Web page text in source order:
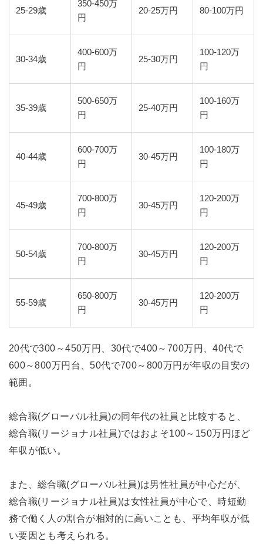
25-29歳
350-450万
円
20-25万円 80-100万円
30-34歳
400-600万
円
25-30万円
100-120万
円
35-39歳
500-650万
円
25-40万円
100-160万
円
40-44歳
600-700万
円
30-45万円
100-180万
円
45-49歳
700-800万
円
30-45万円
120-200万
円
50-54歳
700-800万
円
30-45万円
120-200万
円
55-59歳
650-800万
円
30-45万円
120-200万
円
20代で300～450万円、30代で400～700万円、40代で
600～800万円台、50代で700～800万円が年収の目安の
範囲。
総合職(グローバル社員)の同年代の社員と比較すると、
総合職(リージョナル社員)ではおよそ100～150万円ほど
年収が低い。
また、総合職(グローバル社員)は男性社員が中心だが、
総合職(リージョナル社員)は女性社員が中心で、時短勤
務で働く人の割合が相対的に高いことも、平均年収が低
い要因とも考えられる。